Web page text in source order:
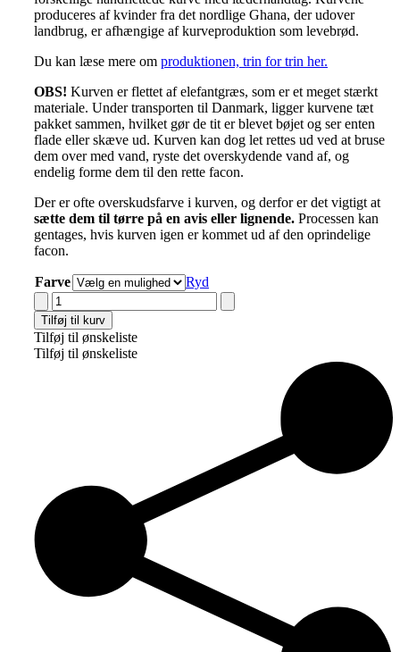
produceres af kvinder fra det nordlige Ghana, der udover
landbrug, er afhængige af kurveproduktion som levebrød.
Du kan læse mere om produktionen, trin for trin her.
OBS! Kurven er flettet af elefantgræs, som er et meget stærkt
materiale. Under transporten til Danmark, ligger kurvene tæt
pakket sammen, hvilket gør de tit er blevet bøjet og ser enten
flade eller skæve ud. Kurven kan dog let rettes ud ved at bruse
dem over med vand, ryste det overskydende vand af, og
endelig forme dem til den rette facon.
Der er ofte overskudsfarve i kurven, og derfor er det vigtigt at
sætte dem til tørre på en avis eller lignende. Processen kan
gentages, hvis kurven igen er kommet ud af den oprindelige
facon.
Farve
Ryd
Hammershus
Fairtrade
Indkøbskurv
DUSE-
Design
Tilføj til kurv
Tilføj til ønskeliste
Tilføj til ønskeliste